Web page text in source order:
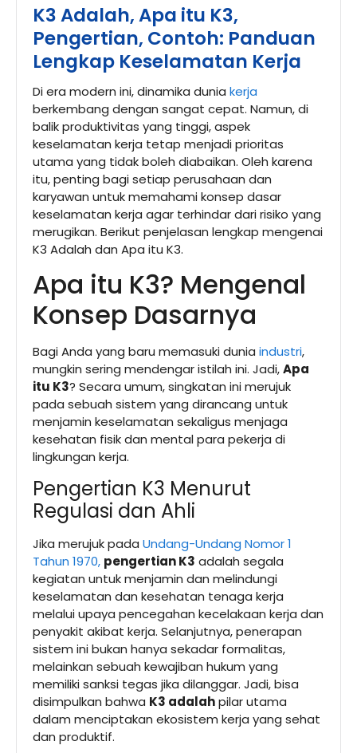
K3 Adalah, Apa itu K3,
Pengertian, Contoh: Panduan
Lengkap Keselamatan Kerja
Di era modern ini, dinamika dunia kerja
berkembang dengan sangat cepat. Namun, di
balik produktivitas yang tinggi, aspek
keselamatan kerja tetap menjadi prioritas
utama yang tidak boleh diabaikan. Oleh karena
itu, penting bagi setiap perusahaan dan
karyawan untuk memahami konsep dasar
keselamatan kerja agar terhindar dari risiko yang
merugikan. Berikut penjelasan lengkap mengenai
K3 Adalah dan Apa itu K3.
Apa itu K3? Mengenal
Konsep Dasarnya
Bagi Anda yang baru memasuki dunia industri,
mungkin sering mendengar istilah ini. Jadi,Apa
itu K3? Secara umum, singkatan ini merujuk
pada sebuah sistem yang dirancang untuk
menjamin keselamatan sekaligus menjaga
kesehatan fisik dan mental para pekerja di
lingkungan kerja.
Pengertian K3 Menurut
Regulasi dan Ahli
Jika merujuk pada Undang-Undang Nomor 1
Tahun 1970, pengertian K3 adalah segala
kegiatan untuk menjamin dan melindungi
keselamatan dan kesehatan tenaga kerja
melalui upaya pencegahan kecelakaan kerja dan
penyakit akibat kerja. Selanjutnya, penerapan
sistem ini bukan hanya sekadar formalitas,
melainkan sebuah kewajiban hukum yang
memiliki sanksi tegas jika dilanggar. Jadi, bisa
disimpulkan bahwa K3 adalahpilar utama
dalam menciptakan ekosistem kerja yang sehat
dan produktif.